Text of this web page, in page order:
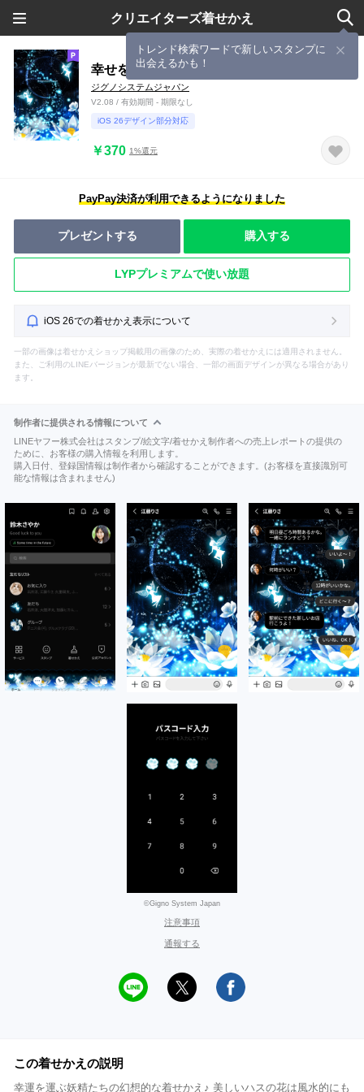
クリエイターズ着せかえ
トレンド検索ワードで新しいスタンプに
出会えるかも！
幸せを運ぶ♪妖精と蓮の着せかえ
ジグノシステムジャパン
V2.08 / 有効期間 - 期限なし
iOS 26デザイン部分対応
￥370 1%還元
PayPay決済が利用できるようになりました
プレゼントする 購入する
LYPプレミアムで使い放題
iOS 26での着せかえ表示について
一部の画像は着せかえショップ掲載用の画像のため、実際の着せかえには適用されません。
また、ご利用のLINEバージョンが最新でない場合、一部の画面デザインが異なる場合があり
ます。
制作者に提供される情報について
LINEヤフー株式会社はスタンプ/絵文字/着せかえ制作者への売上レポートの提供の
ために、お客様の購入情報を利用します。
購入日付、登録国情報は制作者から確認することができます。(お客様を直接識別可
能な情報は含まれません)
©Gigno System Japan
注意事項
通報する
この着せかえの説明
幸運を運ぶ妖精たちの幻想的な着せかえ♪ 美しいハスの花は風水的にも